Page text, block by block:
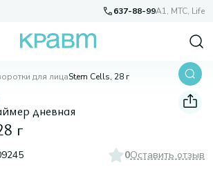
637-88-99A1, МТС, Life
для лицаStem Cells, 28 г
дневная
г
0Оставить отзыв